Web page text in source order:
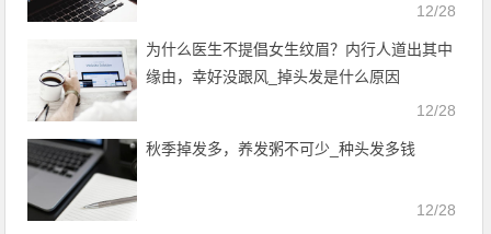
12/28
为什么医生不提倡女生纹眉？内行人道出其中
缘由，幸好没跟风_掉头发是什么原因
12/28
秋季掉发多，养发粥不可少_种头发多钱
12/28